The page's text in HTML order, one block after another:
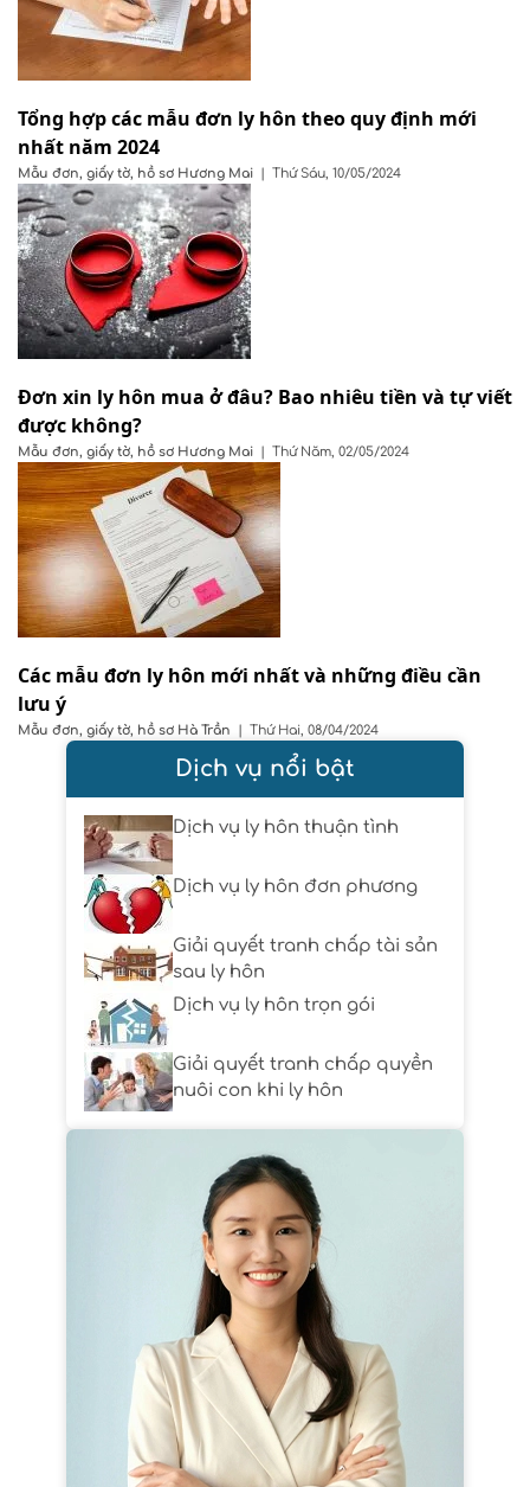
Tổng hợp các mẫu đơn ly hôn theo quy định mới
nhất năm 2024
Mẫu đơn, giấy tờ, hồ sơ Hương Mai | Thứ Sáu, 10/05/2024
Đơn xin ly hôn mua ở đâu? Bao nhiêu tiền và tự viết
được không?
Mẫu đơn, giấy tờ, hồ sơ Hương Mai | Thứ Năm, 02/05/2024
Các mẫu đơn ly hôn mới nhất và những điều cần
lưu ý
Mẫu đơn, giấy tờ, hồ sơ Hà Trần | Thứ Hai, 08/04/2024
Dịch vụ nổi bật
Dịch vụ ly hôn thuận tình
Dịch vụ ly hôn đơn phương
Giải quyết tranh chấp tài sản
sau ly hôn
Dịch vụ ly hôn trọn gói
Giải quyết tranh chấp quyền
nuôi con khi ly hôn